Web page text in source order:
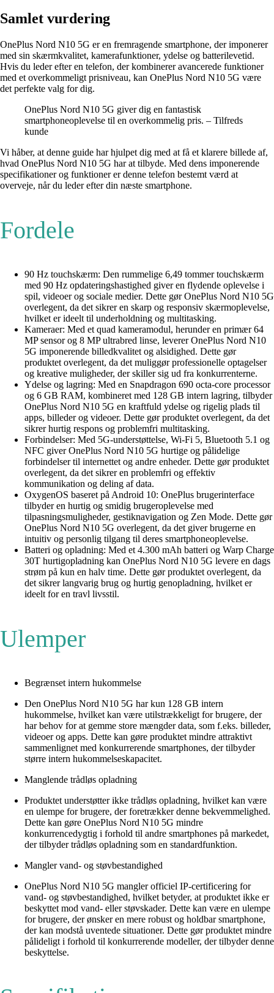
Samlet vurdering
OnePlus Nord N10 5G er en fremragende smartphone, der imponerer
med sin skærmkvalitet, kamerafunktioner, ydelse og batterilevetid.
Hvis du leder efter en telefon, der kombinerer avancerede funktioner
med et overkommeligt prisniveau, kan OnePlus Nord N10 5G være
det perfekte valg for dig.
OnePlus Nord N10 5G giver dig en fantastisk
smartphoneoplevelse til en overkommelig pris. – Tilfreds
kunde
Vi håber, at denne guide har hjulpet dig med at få et klarere billede af,
hvad OnePlus Nord N10 5G har at tilbyde. Med dens imponerende
specifikationer og funktioner er denne telefon bestemt værd at
overveje, når du leder efter din næste smartphone.
Fordele
90 Hz touchskærm: Den rummelige 6,49 tommer touchskærm
med 90 Hz opdateringshastighed giver en flydende oplevelse i
spil, videoer og sociale medier. Dette gør OnePlus Nord N10 5G
overlegent, da det sikrer en skarp og responsiv skærmoplevelse,
hvilket er ideelt til underholdning og multitasking.
Kameraer: Med et quad kameramodul, herunder en primær 64
MP sensor og 8 MP ultrabred linse, leverer OnePlus Nord N10
5G imponerende billedkvalitet og alsidighed. Dette gør
produktet overlegent, da det muliggør professionelle optagelser
og kreative muligheder, der skiller sig ud fra konkurrenterne.
Ydelse og lagring: Med en Snapdragon 690 octa-core processor
og 6 GB RAM, kombineret med 128 GB intern lagring, tilbyder
OnePlus Nord N10 5G en kraftfuld ydelse og rigelig plads til
apps, billeder og videoer. Dette gør produktet overlegent, da det
sikrer hurtig respons og problemfri multitasking.
Forbindelser: Med 5G-understøttelse, Wi-Fi 5, Bluetooth 5.1 og
NFC giver OnePlus Nord N10 5G hurtige og pålidelige
forbindelser til internettet og andre enheder. Dette gør produktet
overlegent, da det sikrer en problemfri og effektiv
kommunikation og deling af data.
OxygenOS baseret på Android 10: OnePlus brugerinterface
tilbyder en hurtig og smidig brugeroplevelse med
tilpasningsmuligheder, gestiknavigation og Zen Mode. Dette gør
OnePlus Nord N10 5G overlegent, da det giver brugerne en
intuitiv og personlig tilgang til deres smartphoneoplevelse.
Batteri og opladning: Med et 4.300 mAh batteri og Warp Charge
30T hurtigopladning kan OnePlus Nord N10 5G levere en dags
strøm på kun en halv time. Dette gør produktet overlegent, da
det sikrer langvarig brug og hurtig genopladning, hvilket er
ideelt for en travl livsstil.
Ulemper
Begrænset intern hukommelse
Den OnePlus Nord N10 5G har kun 128 GB intern
hukommelse, hvilket kan være utilstrækkeligt for brugere, der
har behov for at gemme store mængder data, som f.eks. billeder,
videoer og apps. Dette kan gøre produktet mindre attraktivt
sammenlignet med konkurrerende smartphones, der tilbyder
større intern hukommelseskapacitet.
Manglende trådløs opladning
Produktet understøtter ikke trådløs opladning, hvilket kan være
en ulempe for brugere, der foretrækker denne bekvemmelighed.
Dette kan gøre OnePlus Nord N10 5G mindre
konkurrencedygtig i forhold til andre smartphones på markedet,
der tilbyder trådløs opladning som en standardfunktion.
Mangler vand- og støvbestandighed
OnePlus Nord N10 5G mangler officiel IP-certificering for
vand- og støvbestandighed, hvilket betyder, at produktet ikke er
beskyttet mod vand- eller støvskader. Dette kan være en ulempe
for brugere, der ønsker en mere robust og holdbar smartphone,
der kan modstå uventede situationer. Dette gør produktet mindre
pålideligt i forhold til konkurrerende modeller, der tilbyder denne
beskyttelse.